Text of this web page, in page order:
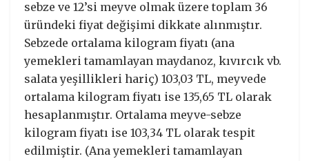
sebze ve 12’si meyve olmak üzere toplam 36
üründeki fiyat değişimi dikkate alınmıştır.
Sebzede ortalama kilogram fiyatı (ana
yemekleri tamamlayan maydanoz, kıvırcık vb.
salata yeşillikleri hariç) 103,03 TL, meyvede
ortalama kilogram fiyatı ise 135,65 TL olarak
hesaplanmıştır. Ortalama meyve-sebze
kilogram fiyatı ise 103,34 TL olarak tespit
edilmiştir. (Ana yemekleri tamamlayan